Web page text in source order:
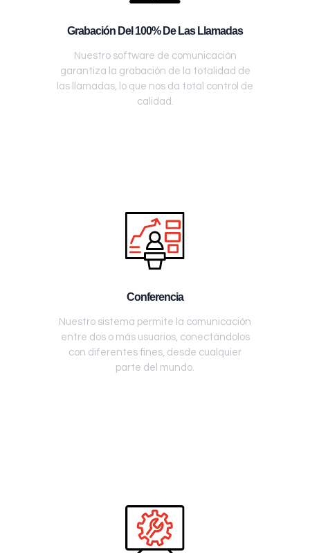
Grabación Del 100% De Las Llamadas
Nuestro software de comunicación
garantiza la grabación de la totalidad de
las llamadas, lo que nos da total control de
calidad.
Conferencia
Nuestro sistema permite la comunicación
entre dos o más usuarios, conectándolos
con diferentes fines, desde cualquier
parte del mundo.